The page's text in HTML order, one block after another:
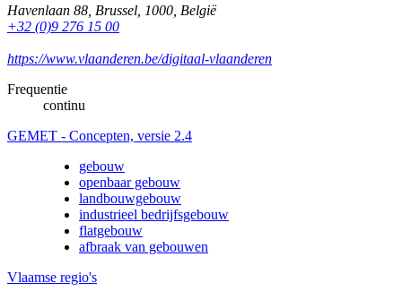
Havenlaan 88 Brussel 1000 België
+32 (0)9 276 15 00
https://www.vlaanderen.be/digitaal-vlaanderen
Frequentie
continu
GEMET - Concepten, versie 2.4
gebouw
openbaar gebouw
landbouwgebouw
industrieel bedrijfsgebouw
flatgebouw
afbraak van gebouwen
Vlaamse regio's